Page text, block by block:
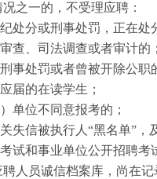
一的，不受理应聘：
分或刑事处罚，正在处
、司法调查或者审计的
处罚或者曾被开除公职
的在读学生；
位不同意报考的；
信被执行人“黑名单”，
和事业单位公开招聘考
人员诚信档案库，尚在